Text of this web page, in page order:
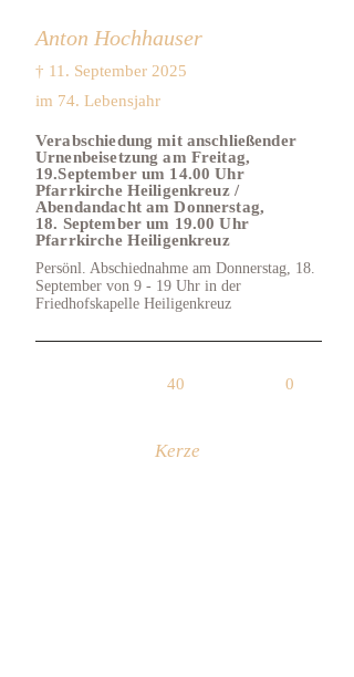
im 74. Lebensjahr
† 11. September 2025
Anton Hochhauser
Verabschiedung mit anschließender
Urnenbeisetzung am Freitag,
19.September um 14.00 Uhr
Pfarrkirche Heiligenkreuz /
Abendandacht am Donnerstag,
18. September um 19.00 Uhr
Pfarrkirche Heiligenkreuz
Persönl. Abschiednahme am Donnerstag, 18.
September von 9 - 19 Uhr in der
Friedhofskapelle Heiligenkreuz
40 0
Kerze